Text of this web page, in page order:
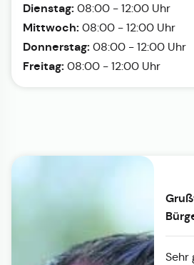
Dienstag: 08:00 - 12:00 Uhr
Mittwoch: 08:00 - 12:00 Uhr
Donnerstag: 08:00 - 12:00 Uhr
Freitag: 08:00 - 12:00 Uhr
Sehr